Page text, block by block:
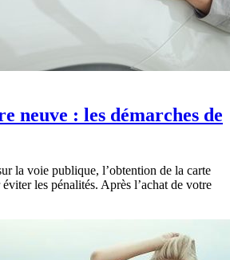
neuve : les démarches de
la voie publique, l’obtention de la carte
les pénalités. Après l’achat de votre